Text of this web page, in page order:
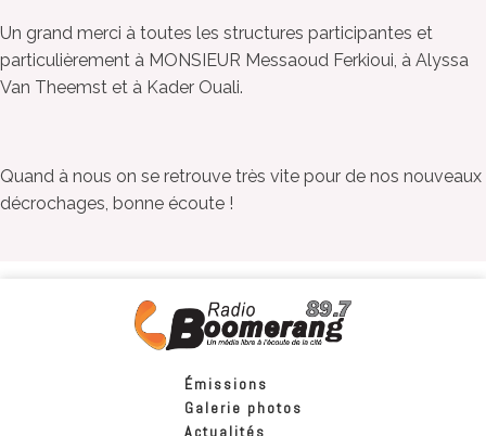
Un grand merci à toutes les structures participantes et
particulièrement à MONSIEUR Messaoud Ferkioui, à Alyssa
Van Theemst et à Kader Ouali.
Quand à nous on se retrouve très vite pour de nos nouveaux
décrochages, bonne écoute !
Émissions
Galerie photos
Actualités